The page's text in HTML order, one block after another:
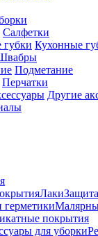
Салфетки
Кухонные
Подметание
Перчатки
Другие
ЛакиЗащита
герметики
покрытия
для уборки